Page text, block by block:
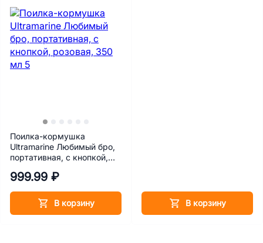
Поилка-кормушка
Ultramarine Любимый бро,
портативная, с кнопкой,
999.99 ₽
В корзину В корзину